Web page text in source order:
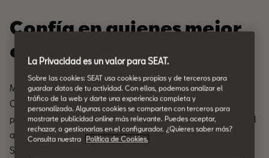
Confía en quienes mejor
conocen tu SEAT.
Mantén tu SEAT en perfectas condiciones con SEAT LongDrive.
Confía en nuestra red de expertos que conocen tu coche a la
perfección. Todo esto, con la tranquilidad de una cuota mensual
accesible que te permite disfrutar de todas las ventajas de
SEAT LongDrive sin complicaciones.
La Privacidad es un valor para SEAT.
Sobre las cookies: SEAT usa cookies propias y de terceros para
guardar datos de tu actividad. Con ellas, podemos analizar el
tráfico de la web y darte una experiencia completa y
personalizada. Algunas cookies se comparten con terceros para
mostrarte publicidad online más relevante. Puedes aceptar,
rechazar, o gestionarlas en el configurador. ¿Quieres saber más?
Consulta nuestra
Política de Cookies.